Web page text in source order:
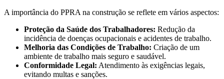
A importância do PPRA na construção se reflete em vários aspectos:
Proteção da Saúde dos Trabalhadores: Redução da
incidência de doenças ocupacionais e acidentes de trabalho.
Melhoria das Condições de Trabalho: Criação de um
ambiente de trabalho mais seguro e saudável.
Conformidade Legal: Atendimento às exigências legais,
evitando multas e sanções.